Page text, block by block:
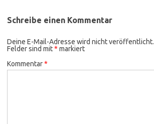
Schreibe einen Kommentar
Deine E-Mail-Adresse wird nicht veröffentlicht.
Felder sind mit* markiert
Kommentar*